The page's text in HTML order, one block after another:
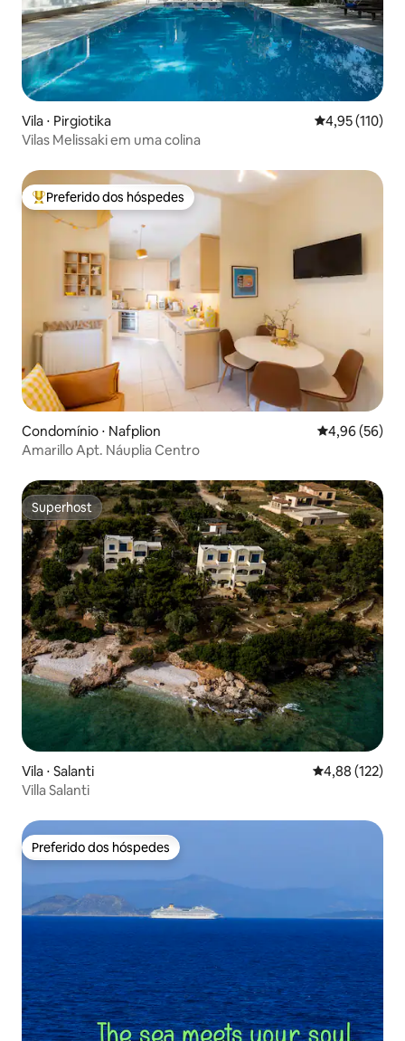
Vila ⋅ Pirgiotika 4,95 de uma
4,95 (110)
Vilas Melissaki em uma colina
Entre os melhores preferidos dos hóspedes
Preferido dos hóspedes
Condomínio ⋅ Nafplion 4,96 de uma
4,96 (56)
Amarillo Apt. Náuplia Centro
Superhost
Superhost
Vila ⋅ Salanti 4,88 de uma
4,88 (122)
Villa Salanti
Preferido dos hóspedes
Preferido dos hóspedes